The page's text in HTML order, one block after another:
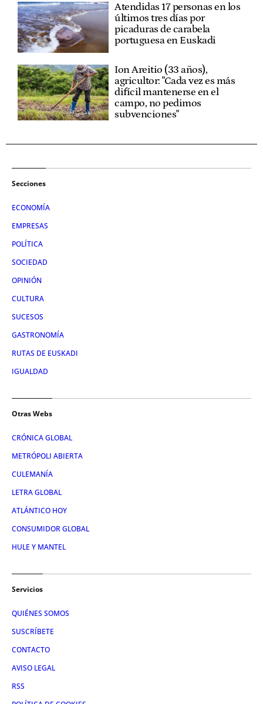
Atendidas 17 personas en los
últimos tres días por
picaduras de carabela
portuguesa en Euskadi
Ion Areitio (33 años),
agricultor: "Cada vez es más
difícil mantenerse en el
campo, no pedimos
subvenciones"
Secciones
ECONOMÍA
EMPRESAS
POLÍTICA
SOCIEDAD
OPINIÓN
CULTURA
SUCESOS
GASTRONOMÍA
RUTAS DE EUSKADI
IGUALDAD
Otras Webs
CRÓNICA GLOBAL
METRÓPOLI ABIERTA
CULEMANÍA
LETRA GLOBAL
ATLÁNTICO HOY
CONSUMIDOR GLOBAL
HULE Y MANTEL
Servicios
QUIÉNES SOMOS
SUSCRÍBETE
CONTACTO
AVISO LEGAL
RSS